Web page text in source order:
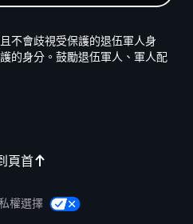
頁首
不會歧視受保護的退伍軍人身
的身分。鼓勵退伍軍人、軍人配
權選擇